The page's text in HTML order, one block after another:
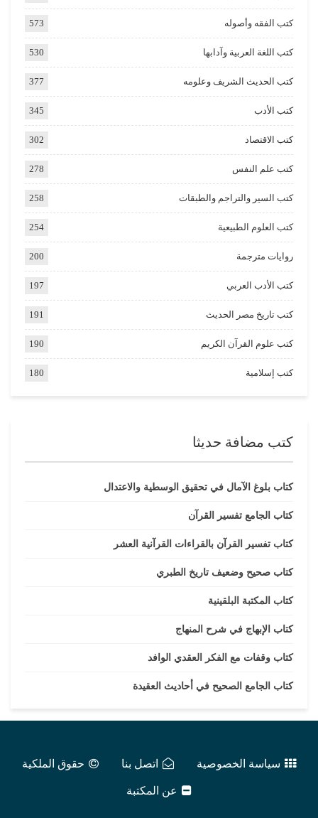
كتب الفقه وأصوله 573
كتب اللغة العربية وآدابها 530
كتب الحديث الشريف وعلومه 377
كتب الأدب 345
كتب الاقتصاد 302
كتب علم النفس 278
كتب السير والتراجم والطبقات 258
كتب العلوم الطبيعية 254
روايات مترجمة 200
كتب الأدب العربي 197
كتب تاريخ مصر الحديث 191
كتب علوم القرآن الكريم 190
كتب إسلامية 180
كتب مضافة حديثا
كتاب بلوغ الآمال في تحقيق الوسطية والاعتدال
كتاب الجامع تفسير القرآن
كتاب تفسير القرآن بالقراءات القرآنية العشر
كتاب صحيح وضعيف تاريخ الطبري
كتاب المكتبة البلقينية
كتاب الإبهاج في شرح المنهاج
كتاب وقفات مع الفكر العقدي الوافد
كتاب الجامع الصحيح في أحاديث العقيدة
سياسة الخصوصية اتصل بنا حقوق الملكية
عن المكتبة